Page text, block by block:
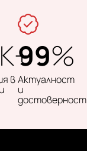
K+
в
99%
Актуалност
и
достоверност